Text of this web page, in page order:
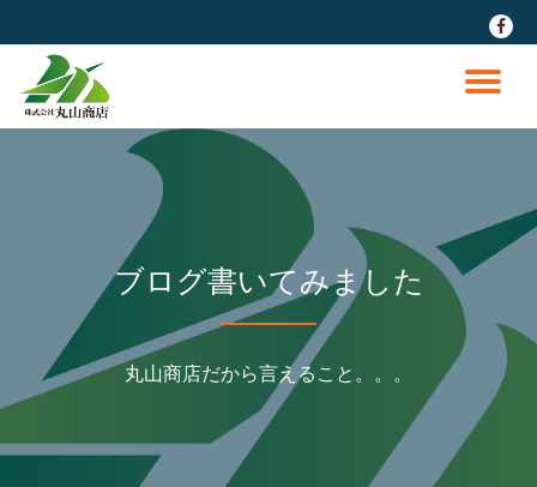
ン
fa-
ナ
ゲ
ー
シ
ョ
ブログ書いてみました
丸山商店だから言えること。。。